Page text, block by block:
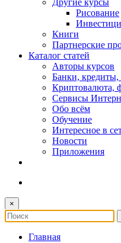
Рисование
Книги
Партнерские
Каталог статей
Авторы курсов
Банки, кредиты,
Криптовалюта,
Сервисы
Обо всём
Обучение
Интересное в
Новости
Приложения
×
Главная